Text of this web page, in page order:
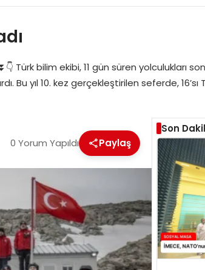
Türk bilim ekibi, 11 gün süren yolculukları
Bu yıl 10. kez gerçekleştirilen seferde, 16’sı
0 Yorum Yapıldı Paylaş
Son